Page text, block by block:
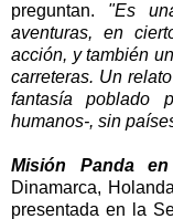
preguntan. "Es
aventuras, en
acción, y también
carreteras. Un
fantasía poblado
humanos-, sin
Misión Panda
Dinamarca,
presentada en la